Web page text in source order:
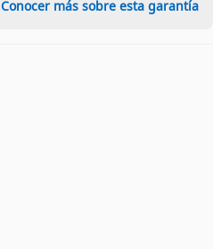
Conocer más sobre esta garantía